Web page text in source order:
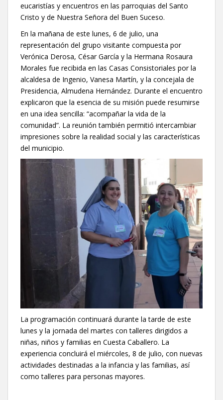
eucaristías y encuentros en las parroquias del Santo
Cristo y de Nuestra Señora del Buen Suceso.
En la mañana de este lunes, 6 de julio, una
representación del grupo visitante compuesta por
Verónica Derosa, César García y la Hermana Rosaura
Morales fue recibida en las Casas Consistoriales por la
alcaldesa de Ingenio, Vanesa Martín, y la concejala de
Presidencia, Almudena Hernández. Durante el encuentro
explicaron que la esencia de su misión puede resumirse
en una idea sencilla: “acompañar la vida de la
comunidad”. La reunión también permitió intercambiar
impresiones sobre la realidad social y las características
del municipio.
La programación continuará durante la tarde de este
lunes y la jornada del martes con talleres dirigidos a
niñas, niños y familias en Cuesta Caballero. La
experiencia concluirá el miércoles, 8 de julio, con nuevas
actividades destinadas a la infancia y las familias, así
como talleres para personas mayores.